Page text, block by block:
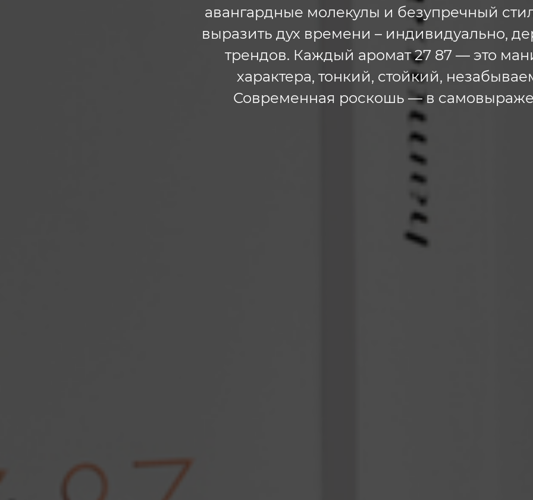
авангардные молекулы и безупречный
выразить дух времени – индивидуально,
трендов. Каждый аромат 27 87 — это
характера, тонкий, стойкий,
Современная роскошь — в